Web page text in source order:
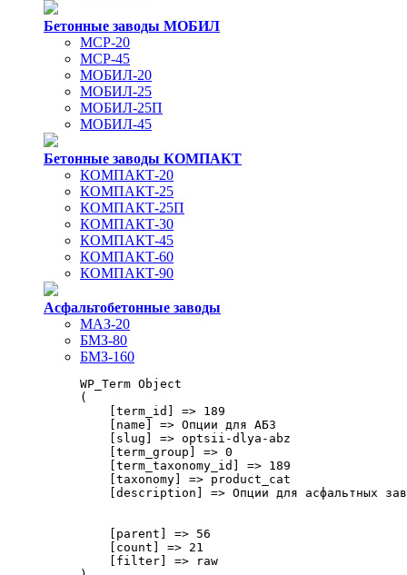
Бетонные заводы МОБИЛ
MCP-20
MCP-45
МОБИЛ-20
МОБИЛ-25
МОБИЛ-25П
МОБИЛ-45
Бетонные заводы КОМПАКТ
КОМПАКТ-20
КОМПАКТ-25
КОМПАКТ-25П
КОМПАКТ-30
КОМПАКТ-45
КОМПАКТ-60
КОМПАКТ-90
Асфальтобетонные заводы
МАЗ-20
БМЗ-80
БМЗ-160
WP_Term Object
(
    [term_id] => 189
    [name] => Опции для АБЗ
    [slug] => optsii-dlya-abz
    [term_group] => 0
    [term_taxonomy_id] => 189
    [taxonomy] => product_cat
[description] => Опции для асфальтных
    [parent] => 56
    [count] => 21
    [filter] => raw